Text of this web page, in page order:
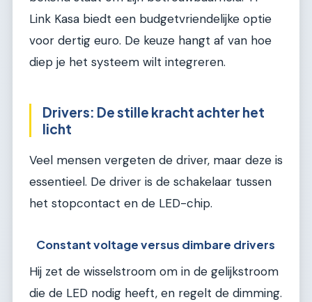
Link Kasa biedt een budgetvriendelijke optie
voor dertig euro. De keuze hangt af van hoe
diep je het systeem wilt integreren.
Drivers: De stille kracht achter het
licht
Veel mensen vergeten de driver, maar deze is
essentieel. De driver is de schakelaar tussen
het stopcontact en de LED-chip.
Constant voltage versus dimbare drivers
Hij zet de wisselstroom om in de gelijkstroom
die de LED nodig heeft, en regelt de dimming.